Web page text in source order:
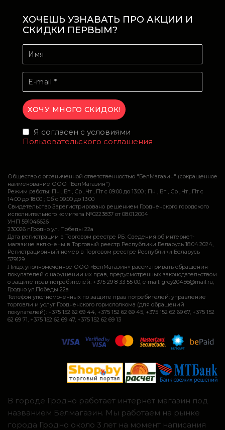
ХОЧЕШЬ УЗНАВАТЬ ПРО АКЦИИ И
СКИДКИ ПЕРВЫМ?
Я согласен с условиями
Пользовательского соглашения
Общество с ограниченной ответственностью "БелМагазин" (сокращенное
наименование ООО "БелМагазин")
Режим работы: Пн , Вт , Ср , Чт , Пт c 09:00 до 13:00 ; Пн , Вт , Ср , Чт , Пт c
14:00 до 18:00 ; Сб c 09:00 до 13:00
Свидетельство Зарегистрировано решением Гродненского городского
исполнительного комитета №0223837 от 08.01.2004
УНП 591046626
230026 г.Гродно ул. Победы 22а
Дата регистрации в Торговом реестре РБ: Сведения об интернет-
магазине включены в Торговый реестр Республики Беларусь 18.04.2024,
Регистрационный номер в Торговом реестре Республики Беларусь
579129
Лицо, уполномоченное ООО «БелМагазин» рассматривать обращения
покупателей о нарушении их прав, предусмотренных законодательством
о защите прав потребителей: +375 29 8 33 55 00, e-mail: grey20456@mail.ru,
Гродно ул.Победы 22а
Телефон уполномоченных по защите прав потребителей: управление
торговли и услуг Гродненского горисполкома (для обращений
покупателей): +375 152 62 69 44, +375 152 62 69 45, +375 152 62 69 67, +375 152
62 69 71, +375 152 62 69 47, +375 152 62 69 13
В городе Гродно работает интернет магазин под
названием Белмагазин. Мы работаем на рынке
города Гродно около 3 лет на момент написания